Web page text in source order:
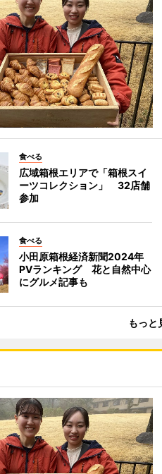
食べる
広域箱根エリアで「箱根スイ
ーツコレクション」 32店舗
参加
食べる
小田原箱根経済新聞2024年
PVランキング 花と自然中心
にグルメ記事も
もっと